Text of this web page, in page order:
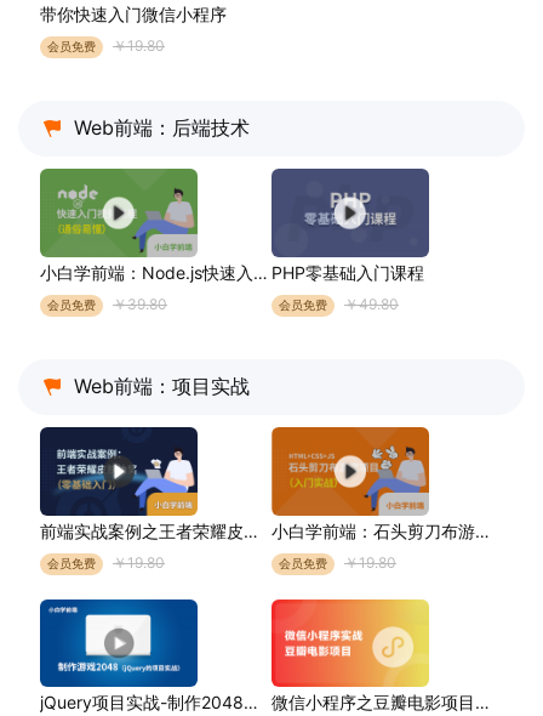
带你快速入门微信小程序
会员免费 ￥19.80
Web前端：后端技术
小白学前端：Node.js快速入门视频课程（通俗易懂）
会员免费 ￥39.80
PHP零基础入门课程
会员免费 ￥49.80
Web前端：项目实战
前端实战案例之王者荣耀皮肤抽奖（零基础入门）
会员免费 ￥19.80
小白学前端：石头剪刀布游戏项目（入门实战）
会员免费 ￥19.80
jQuery项目实战-制作2048游戏 微信小程序之豆瓣电影项目实战【实战视频】（全程手敲）